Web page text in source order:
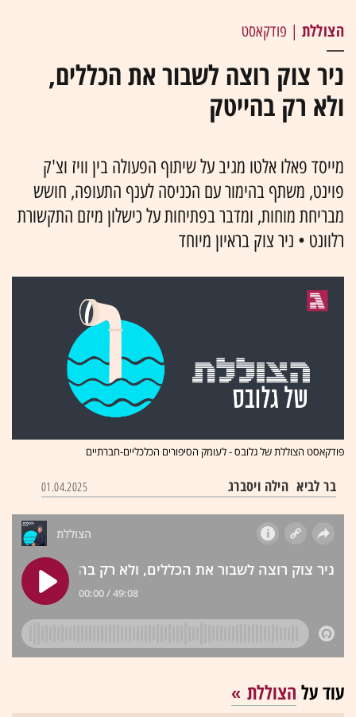
הצוללת | פודקאסט
ניר צוק רוצה לשבור את הכללים,
ולא רק בהייטק
מייסד פאלו אלטו מגיב על שיתוף הפעולה בין וויז וצ'ק
פוינט, משתף בהימור עם הכניסה לענף התעופה, חושש
מבריחת מוחות, ומדבר בפתיחות על כישלון מיזם התקשורת
רלוונט • ניר צוק בראיון מיוחד
פודקאסט הצוללת של גלובס - לעומק הסיפורים הכלכליים-חברתיים
בר לביא הילה ויסברג 01.04.2025
עוד על הצוללת